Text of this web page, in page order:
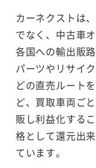
カーネクストは
でなく、中古車
各国への輸出販
パーツやリサイ
どの直売ルート
ど、買取車両ご
販し利益化する
格として還元出
ています。